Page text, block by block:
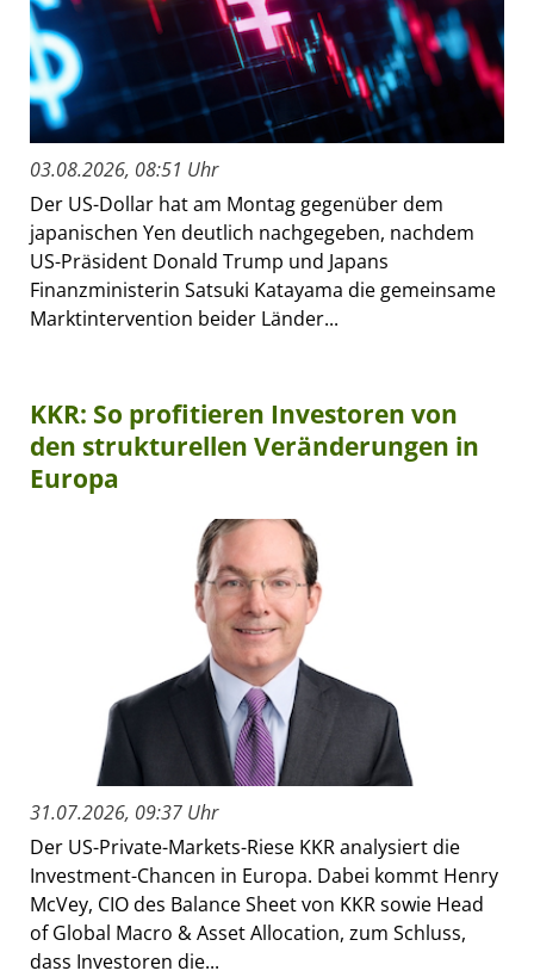
03.08.2026, 08:51 Uhr
Der US-Dollar hat am Montag gegenüber dem
japanischen Yen deutlich nachgegeben, nachdem
US-Präsident Donald Trump und Japans
Finanzministerin Satsuki Katayama die gemeinsame
Marktintervention beider Länder...
KKR: So profitieren Investoren von
den strukturellen Veränderungen in
Europa
31.07.2026, 09:37 Uhr
Der US-Private-Markets-Riese KKR analysiert die
Investment-Chancen in Europa. Dabei kommt Henry
McVey, CIO des Balance Sheet von KKR sowie Head
of Global Macro & Asset Allocation, zum Schluss,
dass Investoren die...